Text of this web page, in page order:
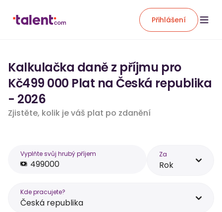
Přihlášení
Kalkulačka daně z příjmu pro
Kč499 000 Plat na Česká republika
- 2026
Zjistěte, kolik je váš plat po zdanění
Vyplňte svůj hrubý příjem Za
Rok
Kde pracujete?
Česká republika